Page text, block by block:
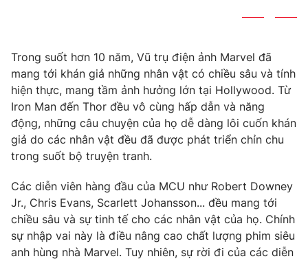
Trong suốt hơn 10 năm, Vũ trụ điện ảnh Marvel đã
mang tới khán giả những nhân vật có chiều sâu và tính
hiện thực, mang tầm ảnh hưởng lớn tại Hollywood. Từ
Iron Man đến Thor đều vô cùng hấp dẫn và năng
động, những câu chuyện của họ dễ dàng lôi cuốn khán
giả do các nhân vật đều đã được phát triển chỉn chu
trong suốt bộ truyện tranh.
Các diễn viên hàng đầu của MCU như Robert Downey
Jr., Chris Evans, Scarlett Johansson... đều mang tới
chiều sâu và sự tinh tế cho các nhân vật của họ. Chính
sự nhập vai này là điều nâng cao chất lượng phim siêu
anh hùng nhà Marvel. Tuy nhiên, sự rời đi của các diễn